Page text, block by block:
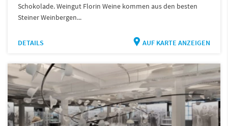
Schokolade. Weingut Florin Weine kommen aus den besten
Steiner Weinbergen...
DETAILS AUF KARTE ANZEIGEN